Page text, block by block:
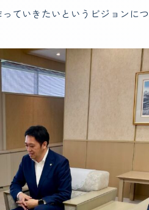
ていきたいというビジョンに